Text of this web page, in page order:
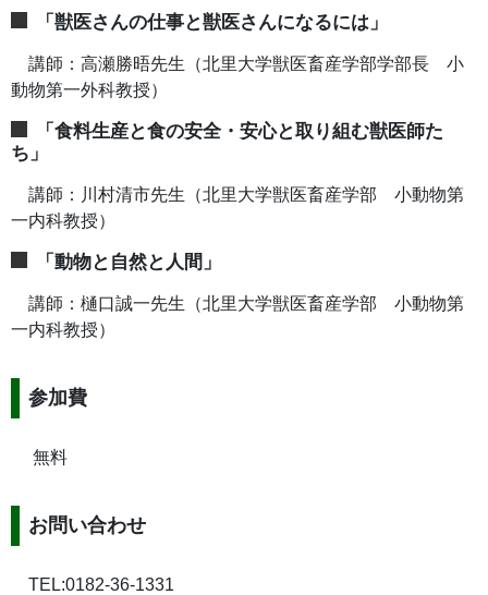
「獣医さんの仕事と獣医さんになるには」
講師：高瀬勝晤先生（北里大学獣医畜産学部学部長 小
動物第一外科教授）
「食料生産と食の安全・安心と取り組む獣医師た
ち」
講師：川村清市先生（北里大学獣医畜産学部 小動物第
一内科教授）
「動物と自然と人間」
講師：樋口誠一先生（北里大学獣医畜産学部 小動物第
一内科教授）
参加費
無料
お問い合わせ
TEL:0182-36-1331